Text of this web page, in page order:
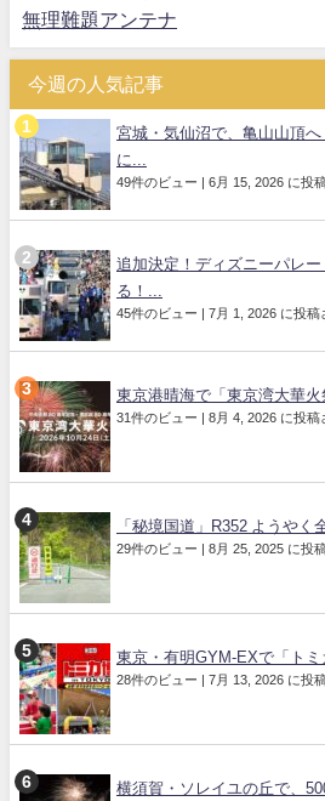
無理難題アンテナ
今週の人気記事
宮城・気仙沼で、亀山山頂
に...
49件のビュー | 6月 15, 2026 に投
追加決定！ディズニーパレ
る！...
45件のビュー | 7月 1, 2026 に投稿
東京港晴海で「東京湾大華火
31件のビュー | 8月 4, 2026 に投稿
「秘境国道」R352 ようや
29件のビュー | 8月 25, 2025 に投
東京・有明GYM-EXで「トミ
28件のビュー | 7月 13, 2026 に投
横須賀・ソレイユの丘で、